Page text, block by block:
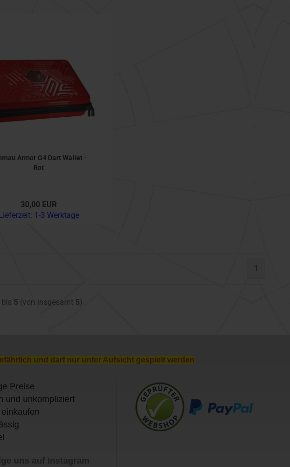
Armor G4 Dart Wallet -
Rot
30,00 EUR
1-3 Werktage
1
bis 5 (von insgesamt 5)
und darf nur unter Aufsicht gespielt werden
Preise
und unkompliziert
uns auf Instagram